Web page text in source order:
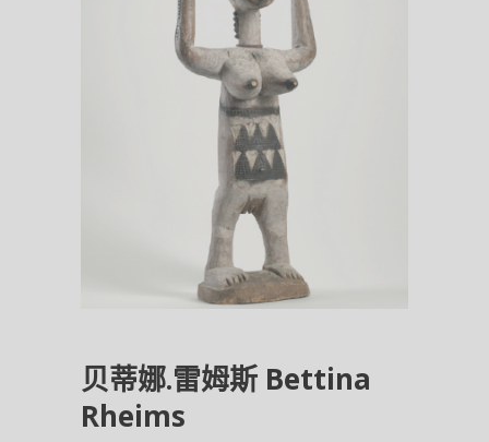
贝蒂娜.雷姆斯 Bettina
Rheims